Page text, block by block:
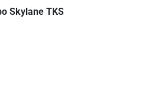
Skylane TKS